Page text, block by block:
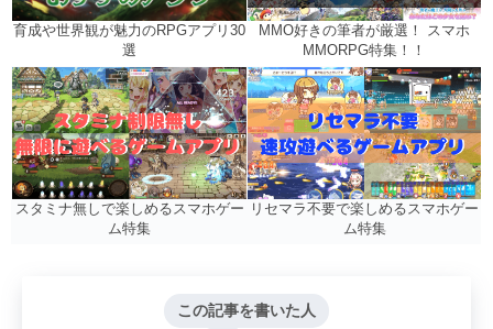
育成や世界観が魅力のRPGアプリ30
選
MMO好きの筆者が厳選！ スマホ
MMORPG特集！！
スタミナ無しで楽しめるスマホゲー
ム特集
リセマラ不要で楽しめるスマホゲー
ム特集
この記事を書いた人